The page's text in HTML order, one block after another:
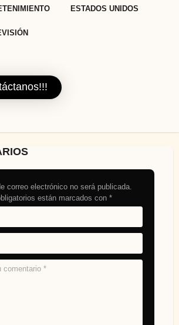
ESTADOS UNIDOS
correo electrónico no será publicada.
están marcados con *